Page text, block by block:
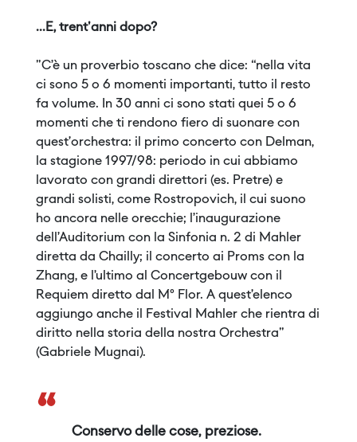
...E, trent'anni dopo?
"C’è un proverbio toscano che dice: “nella vita
ci sono 5 o 6 momenti importanti, tutto il resto
fa volume. In 30 anni ci sono stati quei 5 o 6
momenti che ti rendono fiero di suonare con
quest’orchestra: il primo concerto con Delman,
la stagione 1997/98: periodo in cui abbiamo
lavorato con grandi direttori (es. Pretre) e
grandi solisti, come Rostropovich, il cui suono
ho ancora nelle orecchie; l’inaugurazione
dell’Auditorium con la Sinfonia n. 2 di Mahler
diretta da Chailly; il concerto ai Proms con la
Zhang, e l’ultimo al Concertgebouw con il
Requiem diretto dal M° Flor. A quest’elenco
aggiungo anche il Festival Mahler che rientra di
diritto nella storia della nostra Orchestra"
(Gabriele Mugnai).
“
Conservo delle cose, preziose.